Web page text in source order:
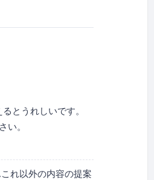
とうれしいです。
。
れ以外の内容の提案